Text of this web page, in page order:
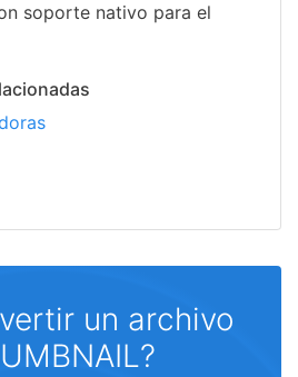
soporte nativo para el
un archivo